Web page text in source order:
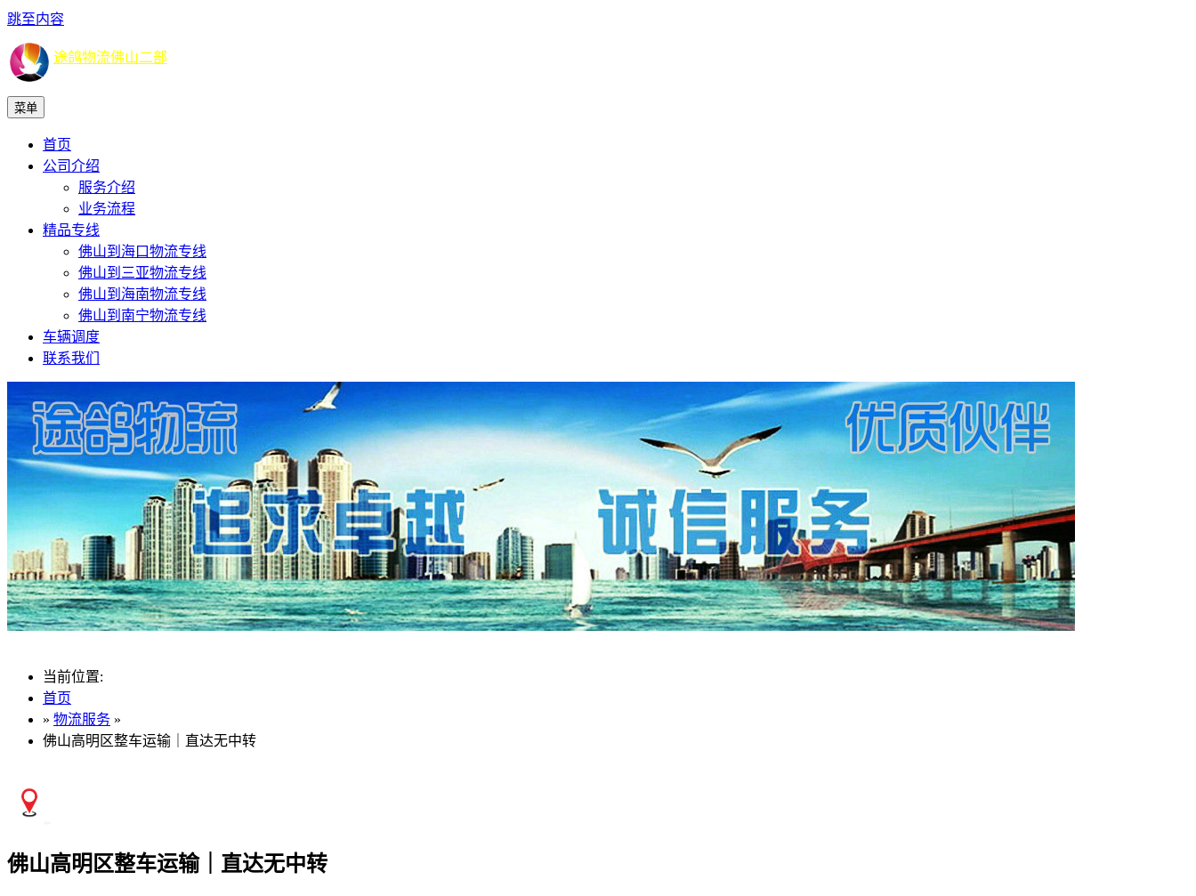
跳至内容
途鸽物流佛山二部
菜单
首页
公司介绍
服务介绍
业务流程
精品专线
佛山到海口物流专线
佛山到三亚物流专线
佛山到海南物流专线
佛山到南宁物流专线
车辆调度
联系我们
当前位置:
首页
» 物流服务 »
佛山高明区整车运输｜直达无中转
佛山高明区整车运输｜直达无中转